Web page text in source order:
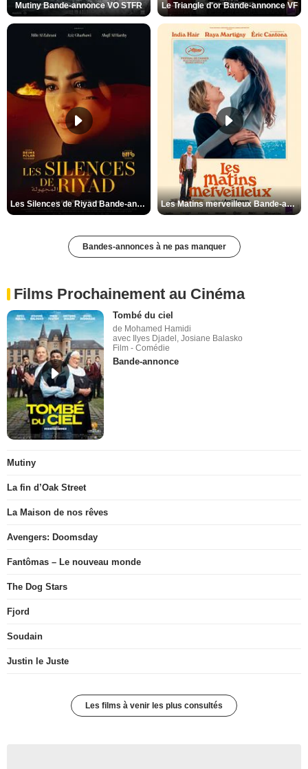
Mutiny Bande-annonce VO STFR Le Triangle d'or Bande-annonce VF
Les Silences de Riyad Bande-annonce VO STFR Les Matins merveilleux Bande-annonce VF
Bandes-annonces à ne pas manquer
Films Prochainement au Cinéma
Tombé du ciel
de Mohamed Hamidi
avec Ilyes Djadel, Josiane Balasko
Film - Comédie
Bande-annonce
Mutiny
La fin d’Oak Street
La Maison de nos rêves
Avengers: Doomsday
Fantômas – Le nouveau monde
The Dog Stars
Fjord
Soudain
Justin le Juste
Les films à venir les plus consultés